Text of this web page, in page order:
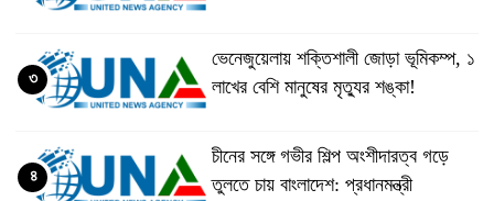
ভেনেজুয়েলায় শক্তিশালী জোড়া ভূমিকম্প, ১
লাখের বেশি মানুষের মৃত্যুর শঙ্কা!
৩
চীনের সঙ্গে গভীর শিল্প অংশীদারত্ব গড়ে
তুলতে চায় বাংলাদেশ: প্রধানমন্ত্রী
৪